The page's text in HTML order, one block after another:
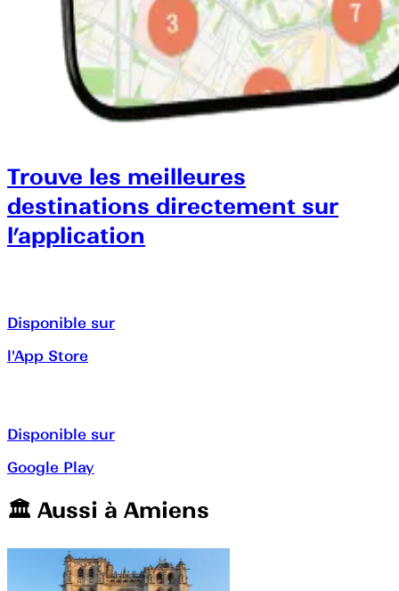
Trouve les meilleures
destinations directement sur
l’application
Disponible sur
l'App Store
Disponible sur
Google Play
🏛️️ Aussi à Amiens